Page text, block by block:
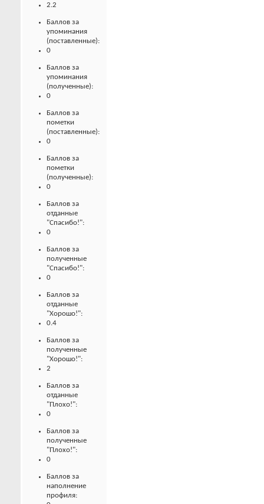
2.2
Баллов за
упоминания
(поставленные):
0
Баллов за
упоминания
(полученные):
0
Баллов за
пометки
(поставленные):
0
Баллов за
пометки
(полученные):
0
Баллов за
отданные
"Спасибо!":
0
Баллов за
полученные
"Спасибо!":
0
Баллов за
отданные
"Хорошо!":
0.4
Баллов за
полученные
"Хорошо!":
2
Баллов за
отданные
"Плохо!":
0
Баллов за
полученные
"Плохо!":
0
Баллов за
наполнение
профиля: